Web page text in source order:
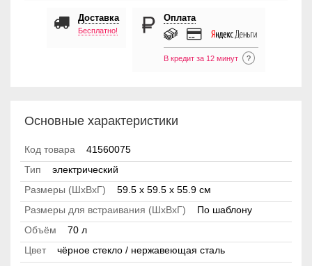
Доставка
Бесплатно!
Оплата
В кредит за 12 минут ?
Основные характеристики
Код товара
41560075
Тип
электрический
Размеры (ШхВхГ)
59.5 х 59.5 x 55.9 см
Размеры для встраивания (ШхВхГ)
По шаблону
Объём
70 л
Цвет
чёрное стекло / нержавеющая сталь